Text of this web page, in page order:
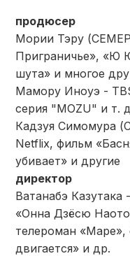
продюсер
Мории Тэру
Приграничье», «Ю
шута» и многое
Мамору Иноуэ -
серия "MOZU" и т.
Кадзуя Симомура
Netflix, фильм
убивает» и другие
директор
Ватанабэ
«Онна Дзёсю
телероман
двигается» и др.